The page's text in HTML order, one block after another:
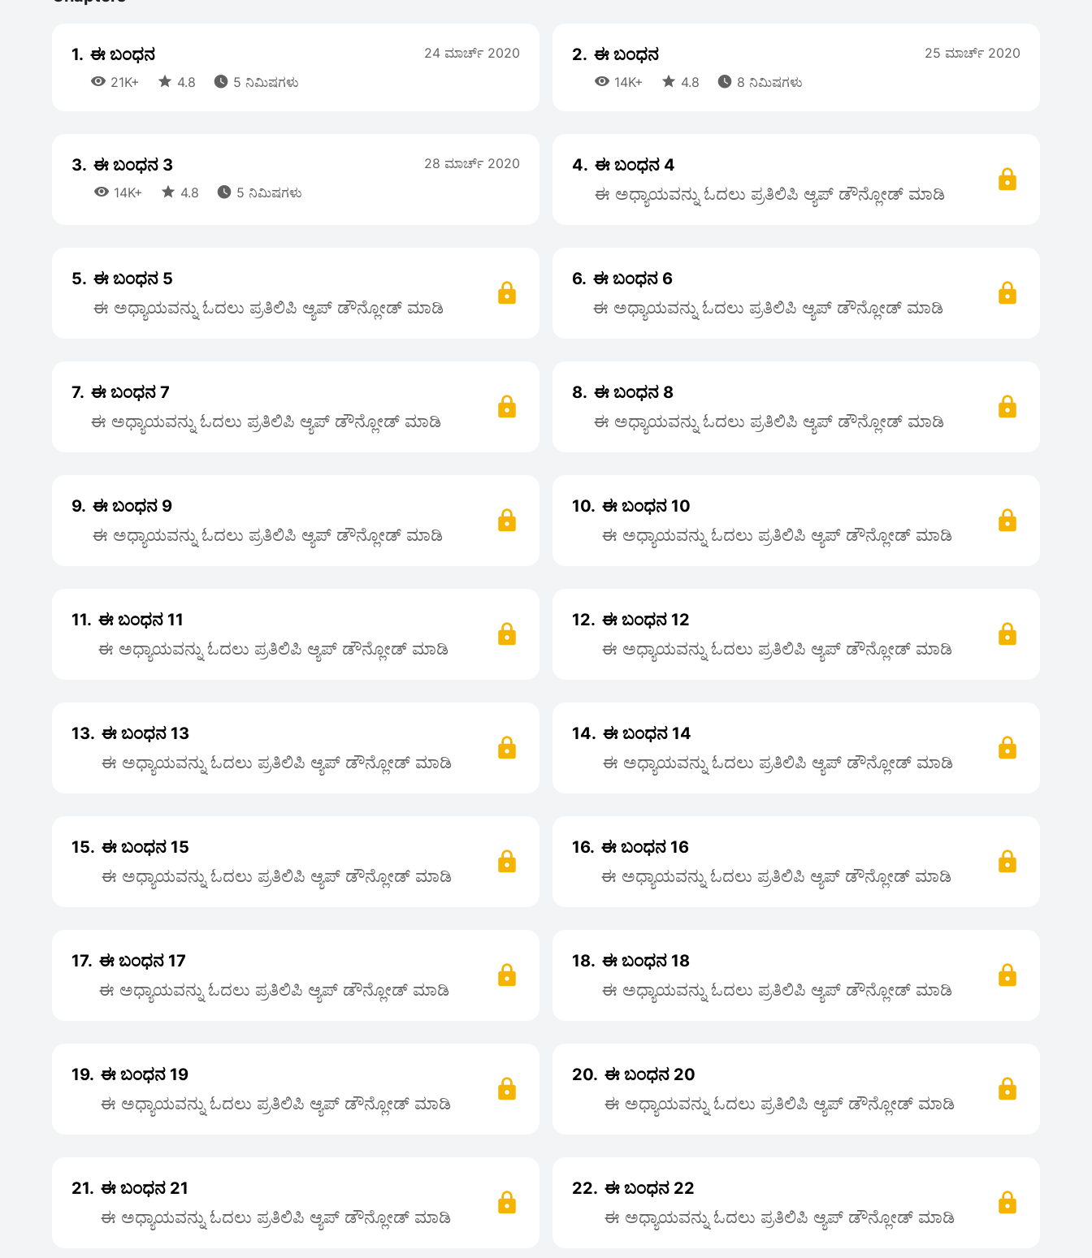
1. ಈ ಬಂಧನ
 21K+  4.8  5 ನಿಮಿಷಗಳು
24 ಮಾರ್ಚ್ 2020 2. ಈ ಬಂಧನ
 14K+  4.8  8 ನಿಮಿಷಗಳು
25 ಮಾರ್ಚ್ 2020
3. ಈ ಬಂಧನ 3
 14K+  4.8  5 ನಿಮಿಷಗಳು
28 ಮಾರ್ಚ್ 2020 4. ಈ ಬಂಧನ 4
ಈ ಅಧ್ಯಾಯವನ್ನು ಓದಲು ಪ್ರತಿಲಿಪಿ ಆ್ಯಪ್ ಡೌನ್ಲೋಡ್ ಮಾಡಿ
5. ಈ ಬಂಧನ 5
ಈ ಅಧ್ಯಾಯವನ್ನು ಓದಲು ಪ್ರತಿಲಿಪಿ ಆ್ಯಪ್ ಡೌನ್ಲೋಡ್ ಮಾಡಿ
6. ಈ ಬಂಧನ 6
ಈ ಅಧ್ಯಾಯವನ್ನು ಓದಲು ಪ್ರತಿಲಿಪಿ ಆ್ಯಪ್ ಡೌನ್ಲೋಡ್ ಮಾಡಿ
7. ಈ ಬಂಧನ 7
ಈ ಅಧ್ಯಾಯವನ್ನು ಓದಲು ಪ್ರತಿಲಿಪಿ ಆ್ಯಪ್ ಡೌನ್ಲೋಡ್ ಮಾಡಿ
8. ಈ ಬಂಧನ 8
ಈ ಅಧ್ಯಾಯವನ್ನು ಓದಲು ಪ್ರತಿಲಿಪಿ ಆ್ಯಪ್ ಡೌನ್ಲೋಡ್ ಮಾಡಿ
9. ಈ ಬಂಧನ 9
ಈ ಅಧ್ಯಾಯವನ್ನು ಓದಲು ಪ್ರತಿಲಿಪಿ ಆ್ಯಪ್ ಡೌನ್ಲೋಡ್ ಮಾಡಿ
10. ಈ ಬಂಧನ 10
ಈ ಅಧ್ಯಾಯವನ್ನು ಓದಲು ಪ್ರತಿಲಿಪಿ ಆ್ಯಪ್ ಡೌನ್ಲೋಡ್ ಮಾಡಿ
11. ಈ ಬಂಧನ 11
ಈ ಅಧ್ಯಾಯವನ್ನು ಓದಲು ಪ್ರತಿಲಿಪಿ ಆ್ಯಪ್ ಡೌನ್ಲೋಡ್ ಮಾಡಿ
12. ಈ ಬಂಧನ 12
ಈ ಅಧ್ಯಾಯವನ್ನು ಓದಲು ಪ್ರತಿಲಿಪಿ ಆ್ಯಪ್ ಡೌನ್ಲೋಡ್ ಮಾಡಿ
13. ಈ ಬಂಧನ 13
ಈ ಅಧ್ಯಾಯವನ್ನು ಓದಲು ಪ್ರತಿಲಿಪಿ ಆ್ಯಪ್ ಡೌನ್ಲೋಡ್ ಮಾಡಿ
14. ಈ ಬಂಧನ 14
ಈ ಅಧ್ಯಾಯವನ್ನು ಓದಲು ಪ್ರತಿಲಿಪಿ ಆ್ಯಪ್ ಡೌನ್ಲೋಡ್ ಮಾಡಿ
15. ಈ ಬಂಧನ 15
ಈ ಅಧ್ಯಾಯವನ್ನು ಓದಲು ಪ್ರತಿಲಿಪಿ ಆ್ಯಪ್ ಡೌನ್ಲೋಡ್ ಮಾಡಿ
16. ಈ ಬಂಧನ 16
ಈ ಅಧ್ಯಾಯವನ್ನು ಓದಲು ಪ್ರತಿಲಿಪಿ ಆ್ಯಪ್ ಡೌನ್ಲೋಡ್ ಮಾಡಿ
17. ಈ ಬಂಧನ 17
ಈ ಅಧ್ಯಾಯವನ್ನು ಓದಲು ಪ್ರತಿಲಿಪಿ ಆ್ಯಪ್ ಡೌನ್ಲೋಡ್ ಮಾಡಿ
18. ಈ ಬಂಧನ 18
ಈ ಅಧ್ಯಾಯವನ್ನು ಓದಲು ಪ್ರತಿಲಿಪಿ ಆ್ಯಪ್ ಡೌನ್ಲೋಡ್ ಮಾಡಿ
19. ಈ ಬಂಧನ 19
ಈ ಅಧ್ಯಾಯವನ್ನು ಓದಲು ಪ್ರತಿಲಿಪಿ ಆ್ಯಪ್ ಡೌನ್ಲೋಡ್ ಮಾಡಿ
20. ಈ ಬಂಧನ 20
ಈ ಅಧ್ಯಾಯವನ್ನು ಓದಲು ಪ್ರತಿಲಿಪಿ ಆ್ಯಪ್ ಡೌನ್ಲೋಡ್ ಮಾಡಿ
21. ಈ ಬಂಧನ 21
ಈ ಅಧ್ಯಾಯವನ್ನು ಓದಲು ಪ್ರತಿಲಿಪಿ ಆ್ಯಪ್ ಡೌನ್ಲೋಡ್ ಮಾಡಿ
22. ಈ ಬಂಧನ 22
ಈ ಅಧ್ಯಾಯವನ್ನು ಓದಲು ಪ್ರತಿಲಿಪಿ ಆ್ಯಪ್ ಡೌನ್ಲೋಡ್ ಮಾಡಿ